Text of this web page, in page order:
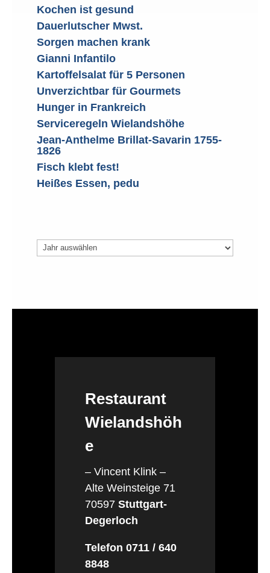
Kochen ist gesund
Dauerlutscher Mwst.
Sorgen machen krank
Gianni Infantilo
Kartoffelsalat für 5 Personen
Unverzichtbar für Gourmets
Hunger in Frankreich
Serviceregeln Wielandshöhe
Jean-Anthelme Brillat-Savarin 1755-
1826
Fisch klebt fest!
Heißes Essen, pedu
Archiv
Restaurant
Wielandshöh
e
– Vincent Klink –
Alte Weinsteige 71
70597 Stuttgart-
Degerloch
Telefon 0711 / 640
8848